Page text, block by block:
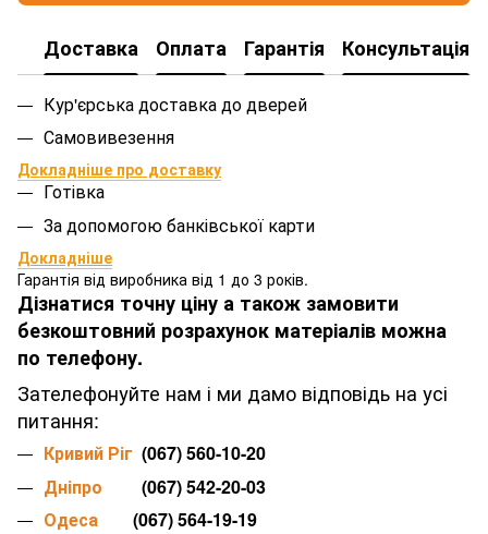
Доставка Оплата Гарантія Консультація
Кур'єрська доставка до дверей
Самовивезення
Докладніше про доставку
Готівка
За допомогою банківської карти
Докладніше
Гарантія від виробника від 1 до 3 років.
Дізнатися точну ціну а також замовити
безкоштовний розрахунок матеріалів можна
по телефону.
Зателефонуйте нам і ми дамо відповідь на усі
питання:
Кривий Ріг (067) 560-10-20
Дніпро (067) 542-20-03
Одеса (067) 564-19-19